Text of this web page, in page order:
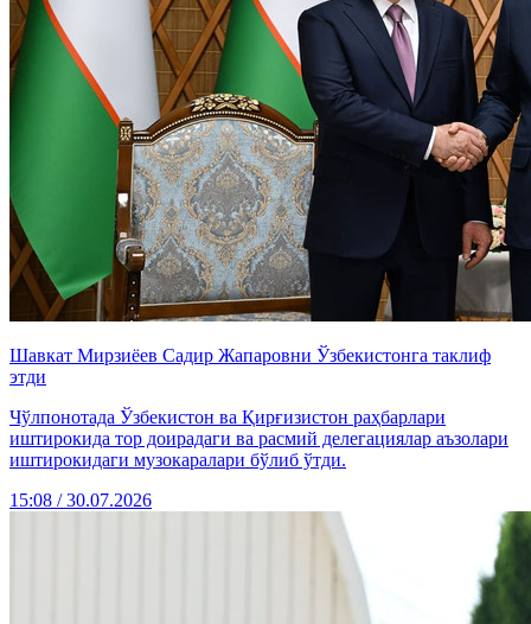
Шавкат Мирзиёев Садир Жапаровни Ўзбекистонга таклиф
этди
Чўлпонотада Ўзбекистон ва Қирғизистон раҳбарлари
иштирокида тор доирадаги ва расмий делегациялар аъзолари
иштирокидаги музокаралари бўлиб ўтди.
15:08 / 30.07.2026